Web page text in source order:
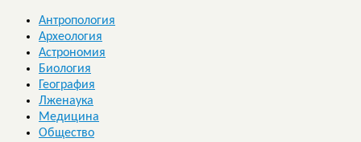
Антропология
Археология
Астрономия
Биология
География
Лженаука
Медицина
Общество